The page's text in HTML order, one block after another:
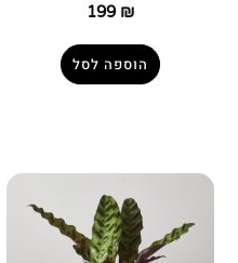
199 ₪
הוספה לסל